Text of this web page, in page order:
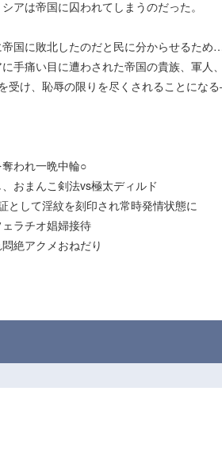
アは帝国に囚われてしまうのだった。
帝国に敗北したのだと民に分からせるた
手痛い目に遭わされた帝国の貴族、軍人
受け、恥辱の限りを尽くされることに
奪われ一晩中輪○
おまんこ剣法vs極太ディルド
として淫紋を刻印され常時発情状態に
ラチオ娼婦接待
絶アクメおねだり